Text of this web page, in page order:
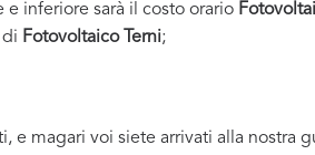
inferiore sarà il costo orario
di Fotovoltaico Terni;
e magari voi siete arrivati alla nostra